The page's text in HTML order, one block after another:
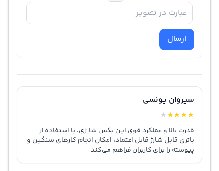
ارسال
سیروان یونسی
★
★
★
★
★
قدرت بالا و عملکرد قوی این بکس شارژی، با استفاده از
باتری قابل شارژ قابل اعتماد، امکان انجام کارهای سنگین و
پیوسته را برای کاربران فراهم می‌کند